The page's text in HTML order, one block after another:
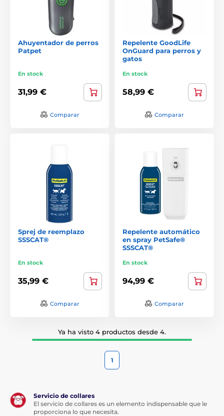
Ahuyentador de perros
Patpet
En stock
31,99 €
Comparar
Repelente GoodLife
OnGuard para perros y
gatos
En stock
58,99 €
Comparar
Sprej de reemplazo
SSSCAT®
En stock
35,99 €
Comparar
Repelente automático
en spray PetSafe®
SSSCAT®
En stock
94,99 €
Comparar
Ya ha visto 4 productos desde 4.
1
Servicio de collares
El servicio de collares es un elemento indispensable que le
proporciona lo que necesita.